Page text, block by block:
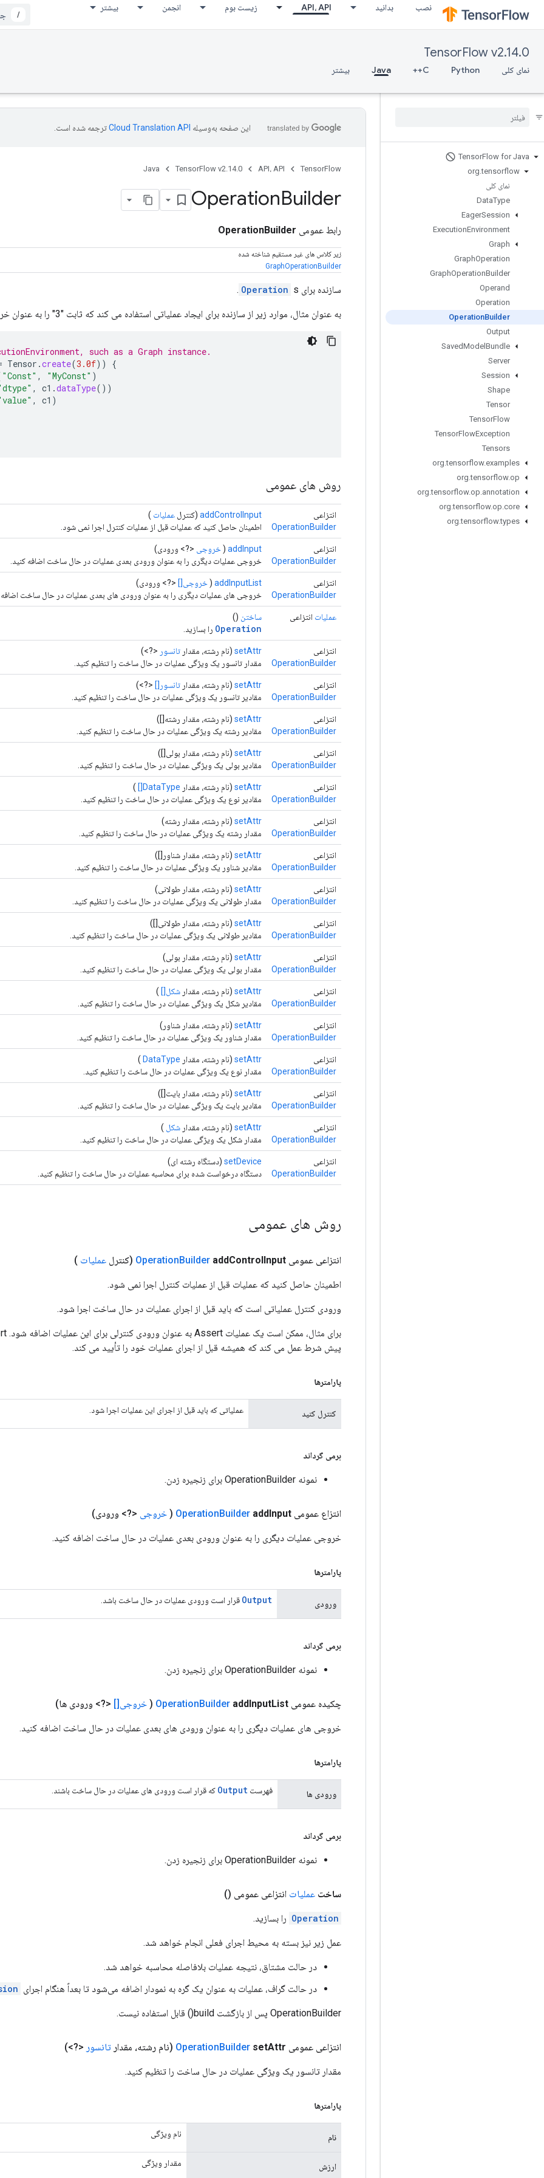
نصب بدانید API، API زیست بوم انجمن بیشتر
/
TensorFlow v2.14.0
نمای کلی Python
C++
Java بیشتر
TensorFlow for Java
org.tensorflow
نمای کلی
DataType
EagerSession
ExecutionEnvironment
Graph
GraphOperation
GraphOperationBuilder
Operand
Operation
OperationBuilder
Output
SavedModel Bundle
Server
Session
Shape
Tensor
TensorFlow
TensorFlowException
Tensors
org.tensorflow.examples
org.tensorflow.op
org.tensorflow.op.annotation
org.tensorflow.op.core
org.tensorflow.types
این صفحه به‌وسیله ترجمه شده است.
TensorFlow API، API TensorFlow v2.14.0
Java
OperationBuilder
رابط عمومی OperationBuilder
زیر کلاس های غیر مستقیم شناخته شده
GraphOperationBuilder
سازنده برای Operation s.
به عنوان مثال، موارد زیر از سازنده برای ایجاد عملیاتی استفاده می کند که ثابت "3" را به عنوان خروجی تولید می کند:
such as a Graph instance.
Tensor .create(3.0f))
{
"Const" , "MyConst" )
, c1 .dataType())
, c1 )
روش های عمومی
انتزاعی
OperationBuilder
addControlInput (کنترل عملیات )
اطمینان حاصل کنید که عملیات قبل از عملیات کنترل اجرا نمی شود.
انتزاعی
OperationBuilder
addInput
(خروجی
<?> ورودی)
خروجی عملیات دیگری را به عنوان ورودی بعدی عملیات در حال ساخت اضافه کنید.
انتزاعی
OperationBuilder
addInputList
(خروجی[] <?> ورودی)
خروجی های عملیات دیگری را به عنوان ورودی های بعدی عملیات در حال ساخت اضافه
عملیات انتزاعی ساختن ()
Operation را بسازید.
انتزاعی
OperationBuilder
setAttr (نام رشته، مقدار تانسور <?>)
مقدار تانسور یک ویژگی عملیات در حال ساخت را تنظیم کنید.
انتزاعی
OperationBuilder
setAttr (نام رشته، مقدار تانسور[] <?>)
مقادیر تانسور یک ویژگی عملیات در حال ساخت را تنظیم کنید.
انتزاعی
OperationBuilder
setAttr (نام رشته، مقدار رشته[])
مقادیر رشته یک ویژگی عملیات در حال ساخت را تنظیم کنید.
انتزاعی
OperationBuilder
setAttr (نام رشته، مقدار بولی[])
مقادیر بولی یک ویژگی عملیات در حال ساخت را تنظیم کنید.
انتزاعی
OperationBuilder
setAttr (نام رشته، مقدار DataType[]
)
مقادیر نوع یک ویژگی عملیات در حال ساخت را تنظیم کنید.
انتزاعی
OperationBuilder
setAttr (نام رشته، مقدار رشته)
مقدار رشته یک ویژگی عملیات در حال ساخت را تنظیم کنید.
انتزاعی
OperationBuilder
setAttr (نام رشته، مقدار شناور[])
مقادیر شناور یک ویژگی عملیات در حال ساخت را تنظیم کنید.
انتزاعی
OperationBuilder
setAttr (نام رشته، مقدار طولانی)
مقدار طولانی یک ویژگی عملیات در حال ساخت را تنظیم کنید.
انتزاعی
OperationBuilder
setAttr (نام رشته، مقدار طولانی[])
مقادیر طولانی یک ویژگی عملیات در حال ساخت را تنظیم کنید.
انتزاعی
OperationBuilder
setAttr (نام رشته، مقدار بولی)
مقدار بولی یک ویژگی عملیات در حال ساخت را تنظیم کنید.
انتزاعی
OperationBuilder
setAttr (نام رشته، مقدار شکل[] )
مقادیر شکل یک ویژگی عملیات در حال ساخت را تنظیم کنید.
انتزاعی
OperationBuilder
setAttr (نام رشته، مقدار شناور)
مقدار شناور یک ویژگی عملیات در حال ساخت را تنظیم کنید.
انتزاعی
OperationBuilder
setAttr (نام رشته، مقدار DataType
)
مقدار نوع یک ویژگی عملیات در حال ساخت را تنظیم کنید.
انتزاعی
OperationBuilder
setAttr (نام رشته، مقدار بایت[])
مقادیر بایت یک ویژگی عملیات در حال ساخت را تنظیم کنید.
انتزاعی
OperationBuilder
setAttr (نام رشته، مقدار شکل )
مقدار شکل یک ویژگی عملیات در حال ساخت را تنظیم کنید.
انتزاعی
OperationBuilder
setDevice (دستگاه رشته ای)
دستگاه درخواست شده برای محاسبه عملیات در حال ساخت را تنظیم کنید.
روش های عمومی
انتزاعی عمومی OperationBuilder addControlInput (کنترل عملیات )
اطمینان حاصل کنید که عملیات قبل از عملیات کنترل اجرا نمی شود.
ورودی کنترل عملیاتی است که باید قبل از اجرای عملیات در حال ساخت اجرا شود.
پیش شرط عمل می کند که همیشه قبل از اجرای عملیات خود را تأیید می کند.
پارامترها
کنترل کنید عملیاتی که باید قبل از اجرای این عملیات اجرا شود.
برمی گرداند
نمونه OperationBuilder برای زنجیره زدن.
انتزاع عمومی OperationBuilder addInput
( خروجی <?> ورودی)
خروجی عملیات دیگری را به عنوان ورودی بعدی عملیات در حال ساخت اضافه کنید.
پارامترها
ورودی Output قرار است ورودی عملیات در حال ساخت باشد.
برمی گرداند
نمونه OperationBuilder برای زنجیره زدن.
چکیده عمومی OperationBuilder addInputList
( خروجی[] <?> ورودی ها)
خروجی های عملیات دیگری را به عنوان ورودی های بعدی عملیات در حال ساخت اضافه کنید.
پارامترها
ورودی ها فهرست Output که قرار است ورودی های عملیات در حال ساخت باشند.
برمی گرداند
نمونه OperationBuilder برای زنجیره زدن.
ساخت عملیات انتزاعی عمومی ()
Operation را بسازید.
عمل زیر نیز بسته به محیط اجرای فعلی انجام خواهد شد.
در حالت مشتاق، نتیجه عملیات بلافاصله محاسبه خواهد شد.
در حالت گراف، عملیات به عنوان یک گره به نمودار اضافه می‌شود تا بعداً هنگام اجرای
OperationBuilder پس از بازگشت build() قابل استفاده نیست.
انتزاعی عمومی OperationBuilder setAttr (نام رشته، مقدار تانسور <?>)
مقدار تانسور یک ویژگی عملیات در حال ساخت را تنظیم کنید.
پارامترها
نام نام ویژگی
ارزش مقدار ویژگی